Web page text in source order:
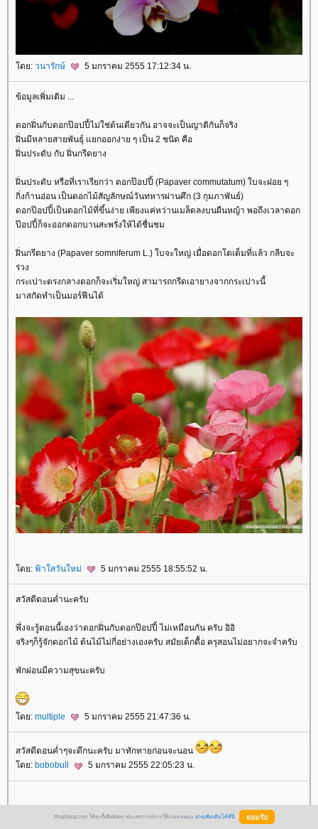
ดย: วนารักษ์ 5 มกราคม 2555 17:12:34 น.
ข้อมูลเพิ่มเติม ...
ดอกฝิ่นกับดอกป๊อปปี้ไม่ใช่ต้นเดียวกัน อาจจะเป็นญาติกันก็จริง
ฝิ่นมีหลายสายพันธุ์ แยกออกง่าย ๆ เป็น 2 ชนิด คือ
ฝิ่นประดับ กับ ฝิ่นกรีดยาง
ฝิ่นประดับ หรือที่เราเรียกว่า ดอกป๊อปปี้ (Papaver commutatum) ใบจะฝอย ๆ
กิ่งก้านอ่อน เป็นดอกไม้สัญลักษณ์วันทหารผ่านศึก (3 กุมภาพันธ์)
ดอกป๊อปปี้เป็นดอกไม้ที่ขึ้นง่าย เพียงแค่หว่านเมล็ดลงบนผืนหญ้า พอถึงเวลาดอก
ป๊อปปี้ก็จะออกดอกบานสะพรั่งให้ได้ชื่นชม
ฝิ่นกรีดยาง (Papaver somniferum L.) ใบจะใหญ่ เมื่อดอกโตเต็มที่แล้ว กลีบจะ
ร่วง
กระเปาะตรงกลางดอกก็จะเริ่มใหญ่ สามารถกรีดเอายางจากกระเปาะนี้
มาสกัดทำเป็นมอร์ฟีนได้
ดย: ฟ้าใสวันใหม่ 5 มกราคม 2555 18:55:52 น.
สวัสดีตอนค่ำนะครับ
พึ่งจะรู้ตอนนี้เองว่าดอกฝิ่นกับดอกป๊อปปี้ ไม่เหมือนกัน ครับ อิอิ
จริงๆก็รู้จักดอกไม้ ต้นไม้ไม่กี่อย่างเองครับ สมัยเด็กดื้อ ครุสอนไม่อยากจะจำครับ
พักผ่อนมีความสุขนะครับ
ดย: multiple 5 มกราคม 2555 21:47:36 น.
สวัสดีตอนค่ำๆจะดึกนะครับ มาทักทายก่อนจะนอน
ดย: bobobull 5 มกราคม 2555 22:05:23 น.
BlogGang.com ใช้คุกกี้เพื่อพัฒนาประสบการณ์การใช้งานของคุณ อ่านเพิ่มเติมได้ที่นี่